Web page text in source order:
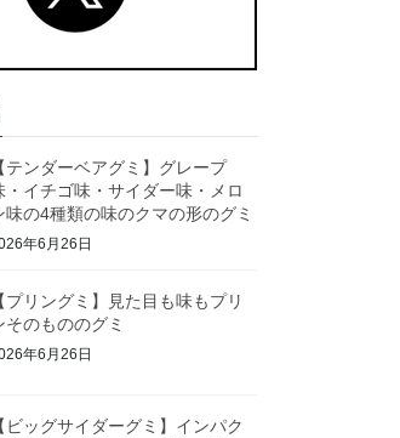
【テンダーベアグミ】グレープ
・イチゴ味・サイダー味・メロ
味の4種類の味のクマの形のグミ
年6月26日
【プリングミ】見た目も味もプリ
そのもののグミ
年6月26日
【ビッグサイダーグミ】インパク